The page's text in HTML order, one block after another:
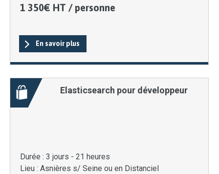
1 350€ HT / personne
En savoir plus
Elasticsearch pour développeur
Durée : 3 jours - 21 heures
Lieu : Asnières s/ Seine ou en Distanciel